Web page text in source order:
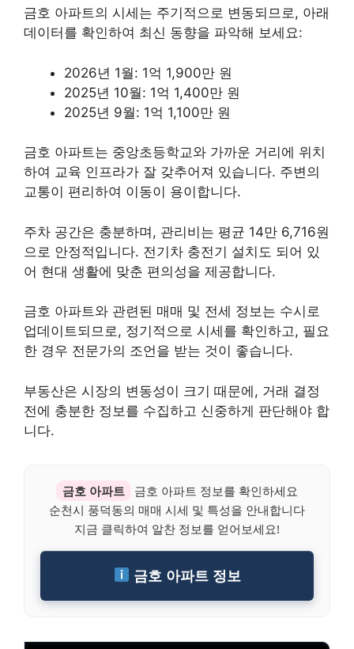
금호 아파트의 시세는 주기적으로 변동되므로, 아래
데이터를 확인하여 최신 동향을 파악해 보세요:
2026년 1월: 1억 1,900만 원
2025년 10월: 1억 1,400만 원
2025년 9월: 1억 1,100만 원
금호 아파트는 중앙초등학교와 가까운 거리에 위치
하여 교육 인프라가 잘 갖추어져 있습니다. 주변의
교통이 편리하여 이동이 용이합니다.
주차 공간은 충분하며, 관리비는 평균 14만 6,716원
으로 안정적입니다. 전기차 충전기 설치도 되어 있
어 현대 생활에 맞춘 편의성을 제공합니다.
금호 아파트와 관련된 매매 및 전세 정보는 수시로
업데이트되므로, 정기적으로 시세를 확인하고, 필요
한 경우 전문가의 조언을 받는 것이 좋습니다.
부동산은 시장의 변동성이 크기 때문에, 거래 결정
전에 충분한 정보를 수집하고 신중하게 판단해야 합
니다.
금호 아파트
금호 아파트 정보를 확인하세요
순천시 풍덕동의 매매 시세 및 특성을 안내합니다
지금 클릭하여 알찬 정보를 얻어보세요!
금호 아파트 정보